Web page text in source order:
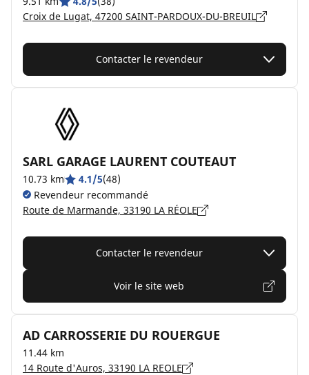
Croix de Lugat, 47200 SAINT-PARDOUX-DU-BREUIL
Contacter le revendeur
SARL GARAGE LAURENT COUTEAUT
10.73 km 4.1/5(48)
Revendeur recommandé
Route de Marmande, 33190 LA RÉOLE
Contacter le revendeur
Voir le site web
AD CARROSSERIE DU ROUERGUE
11.44 km
14 Route d'Auros, 33190 LA REOLE